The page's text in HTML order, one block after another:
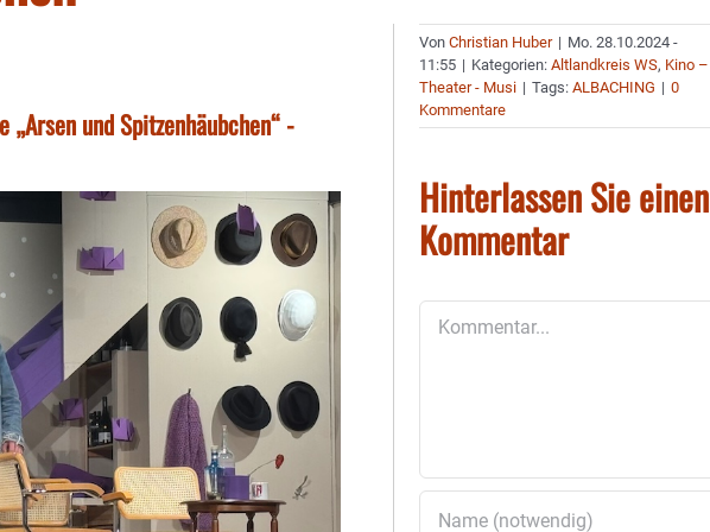
und Spitzenhäubchen“ -
VonChristian Huber | Mo. 28.10.2024 -
11:55 | Kategorien:Altlandkreis WS, Kino –
Theater - Musi | Tags:ALBACHING | 0
Kommentare
Hinterlassen Sie einen
Kommentar